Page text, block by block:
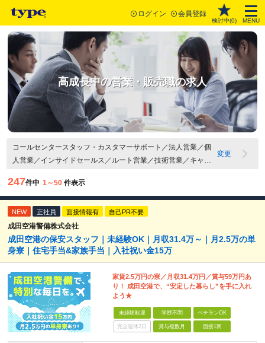
ログイン 会員登録
検討中(0) MENU
高成長中の営業・販売職の求人
コールセンタースタッフ・カスタマーサポート／法人営業／個
人営業／インサイドセールス／ルート営業／技術営業／キャリ
マネージャー／その他営業職／接客・販売（アパレル・雑貨・
コスメなど）／接客・販売（飲食）／スーパーバイザー・エリ
アマネージャー・店長／店舗開発／その他 販売員・サービスス
タッフ関連職／高成長企業
変更
247件中 1～50 件表示
NEW 正社員 面接情報有 自己PR不要
成田空港警備株式会社
成田空港の保安スタッフ｜未経験OK｜月収31.4万～｜月2.5万の単
身寮｜住宅手当&家族手当｜入社祝い金15万
家賃2.5万円の寮／月収31.4万円／賞与59万円あ
り！ 成田空港で、“安定した暮らし”を手に入れ
よう★
未経験歓迎 学歴不問 ベテランOK
完全週休2日 賞与複数月 面接1回